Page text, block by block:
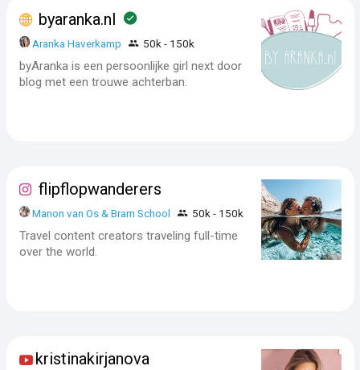
byaranka.nl
Aranka Haverkamp 50k - 150k
byAranka is een persoonlijke girl next door
blog met een trouwe achterban.
flipflopwanderers
Manon van Os & Bram School 50k - 150k
Travel content creators traveling full-time
over the world.
kristinakirjanova